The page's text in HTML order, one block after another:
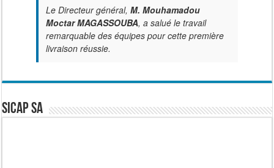
Le Directeur général, M. Mouhamadou
Moctar MAGASSOUBA, a salué le travail
remarquable des équipes pour cette première
livraison réussie.
SICAP SA